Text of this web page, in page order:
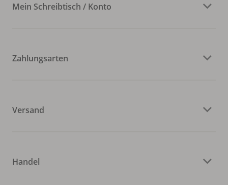
Mein Schreibtisch / Konto
Zahlungsarten
Versand
Handel